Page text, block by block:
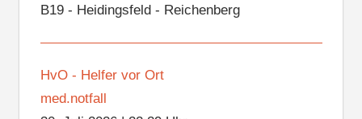
B19 - Heidingsfeld - Reichenberg
HvO - Helfer vor Ort
med.notfall